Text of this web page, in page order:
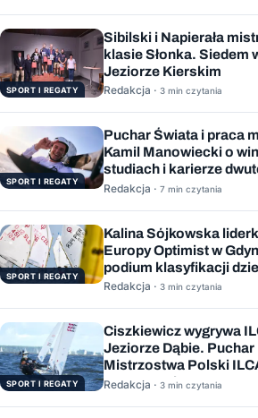
SPORT I REGATY
Sibilski i Napierała
klasie Słonka. Siedem
Jeziorze Kierskim
Redakcja · 3 min czytania
SPORT I REGATY
Puchar Świata i praca
Kamil Manowiecki o
studiach i karierze
Redakcja · 7 min czytania
SPORT I REGATY
Kalina Sójkowska
Europy Optimist w
podium klasyfikacji
Redakcja · 3 min czytania
SPORT I REGATY
Ciszkiewicz wygrywa
Jeziorze Dąbie. Puchar
Mistrzostwa Polski
rozstrzygnięte
Redakcja · 3 min czytania